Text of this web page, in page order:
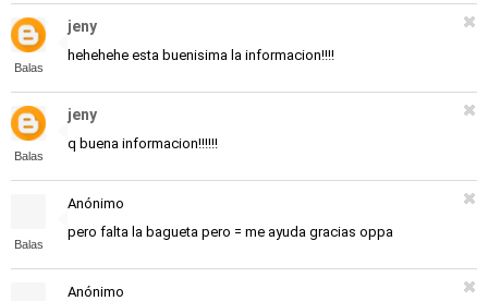
Balas
jeny
hehehehe esta buenisima la informacion!!!!
Balas
jeny
q buena informacion!!!!!!
Balas
Anónimo
pero falta la bagueta pero = me ayuda gracias oppa
Anónimo